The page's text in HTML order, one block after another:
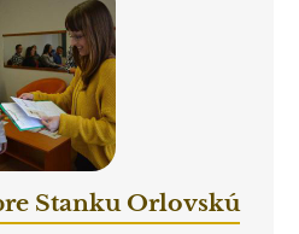
Stanku Orlovskú